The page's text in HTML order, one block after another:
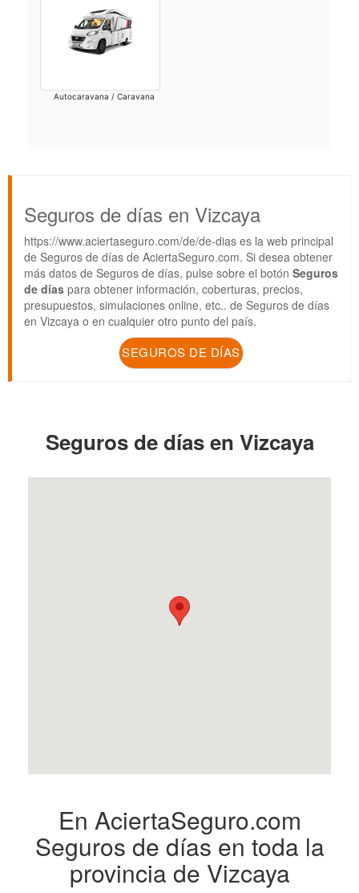
Autocaravana / Caravana
Seguros de días en Vizcaya
https://www.aciertaseguro.com/de/de-dias es la web principal
de Seguros de días de AciertaSeguro.com. Si desea obtener
más datos de Seguros de días, pulse sobre el botón Seguros
de días para obtener información, coberturas, precios,
presupuestos, simulaciones online, etc.. de Seguros de días
en Vizcaya o en cualquier otro punto del país.
SEGUROS DE DÍAS
Seguros de días en Vizcaya
En AciertaSeguro.com
Seguros de días en toda la
provincia de Vizcaya